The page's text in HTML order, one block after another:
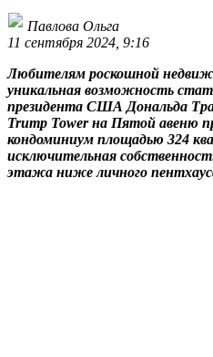
Павлова Ольга
11 сентября 2024, 9:16
Любителям роскошной
уникальная возможность
президента США Дональда
Trump Tower на Пятой авеню
кондоминиум площадью 324
исключительная
этажа ниже личного